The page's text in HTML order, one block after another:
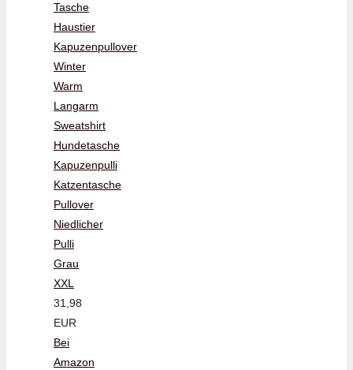
Tasche
Haustier
Kapuzenpullover
Winter
Warm
Langarm
Sweatshirt
Hundetasche
Kapuzenpulli
Katzentasche
Pullover
Niedlicher
Pulli
Grau
XXL
31,98
EUR
Bei
Amazon